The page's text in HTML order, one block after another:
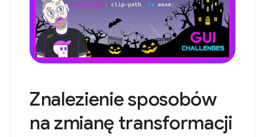
Znalezienie sposobów
na zmianę transformacji